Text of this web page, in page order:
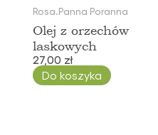
Rosa.Panna Poranna
Olej z orzechów
laskowych
27,00 zł
Do koszyka